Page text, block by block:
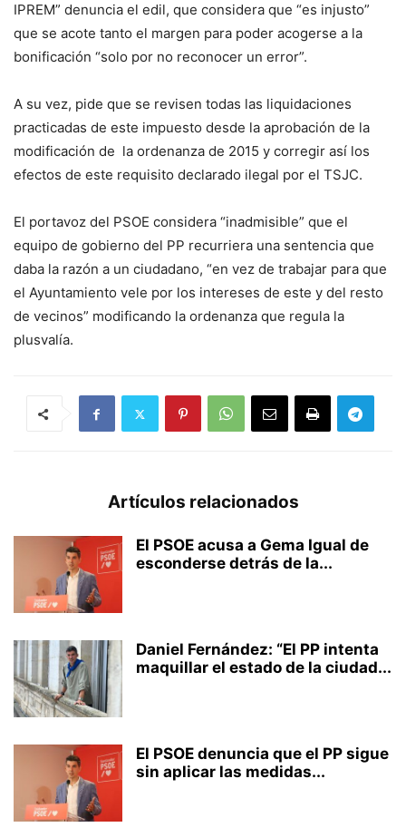
IPREM” denuncia el edil, que considera que “es injusto”
que se acote tanto el margen para poder acogerse a la
bonificación “solo por no reconocer un error”.
A su vez, pide que se revisen todas las liquidaciones
practicadas de este impuesto desde la aprobación de la
modificación de la ordenanza de 2015 y corregir así los
efectos de este requisito declarado ilegal por el TSJC.
El portavoz del PSOE considera “inadmisible” que el
equipo de gobierno del PP recurriera una sentencia que
daba la razón a un ciudadano, “en vez de trabajar para que
el Ayuntamiento vele por los intereses de este y del resto
de vecinos” modificando la ordenanza que regula la
plusvalía.
Artículos relacionados
El PSOE acusa a Gema Igual de
esconderse detrás de la...
Daniel Fernández: “El PP intenta
maquillar el estado de la ciudad...
El PSOE denuncia que el PP sigue
sin aplicar las medidas...